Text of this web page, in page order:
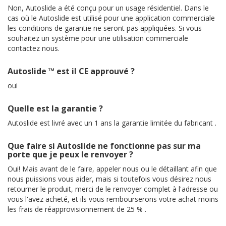
Non, Autoslide a été conçu pour un usage résidentiel. Dans le
cas où le Autoslide est utilisé pour une application commerciale
les conditions de garantie ne seront pas appliquées. Si vous
souhaitez un système pour une utilisation commerciale
contactez nous.
Autoslide ™ est il CE approuvé ?
oui
Quelle est la garantie ?
Autoslide est livré avec un 1 ans la garantie limitée du fabricant .
Que faire si Autoslide ne fonctionne pas sur ma
porte que je peux le renvoyer ?
Oui! Mais avant de le faire, appeler nous ou le détaillant afin que
nous puissions vous aider, mais si toutefois vous désirez nous
retourner le produit, merci de le renvoyer complet à l'adresse ou
vous l'avez acheté, et ils vous rembourserons votre achat moins
les frais de réapprovisionnement de 25 % .